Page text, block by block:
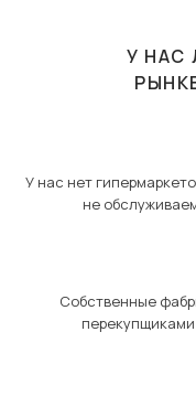
У НАС
У нас нет
не
Собственные